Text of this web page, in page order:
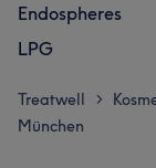
Endospheres
LPG
Treatwell >
München